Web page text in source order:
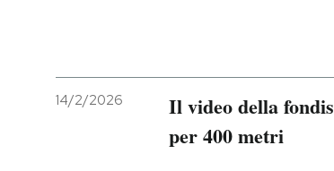
14/2/2026
Il video della
per 400 metri